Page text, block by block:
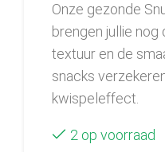
Onze gezonde
brengen jullie nog
textuur en de
snacks
kwispeleffect.
2 op voorraad